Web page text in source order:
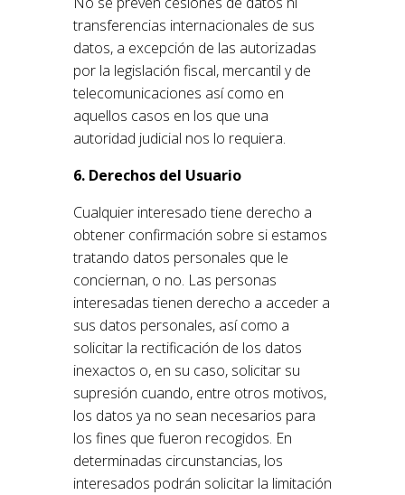
transferencias internacionales de sus
datos, a excepción de las autorizadas
por la legislación fiscal, mercantil y de
telecomunicaciones así como en
aquellos casos en los que una
autoridad judicial nos lo requiera.
6. Derechos del Usuario
Cualquier interesado tiene derecho a
obtener confirmación sobre si estamos
tratando datos personales que le
conciernan, o no. Las personas
interesadas tienen derecho a acceder a
sus datos personales, así como a
solicitar la rectificación de los datos
inexactos o, en su caso, solicitar su
supresión cuando, entre otros motivos,
los datos ya no sean necesarios para
los fines que fueron recogidos. En
determinadas circunstancias, los
interesados podrán solicitar la limitación